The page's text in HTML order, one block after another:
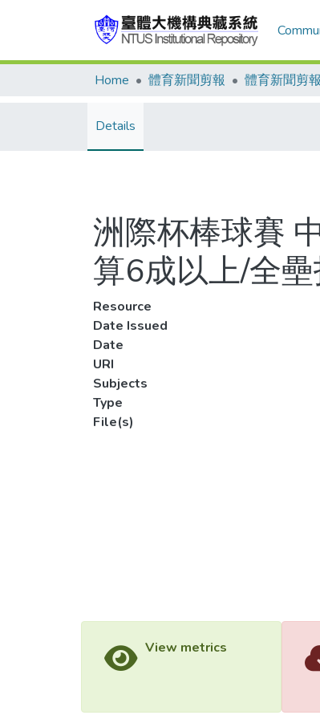
Home 體育新聞剪報 體育新聞剪報
Details
洲際杯棒球賽
算6成以上/全
Resource
Date Issued
Date
URI
Subjects
Type
File(s)
View metrics